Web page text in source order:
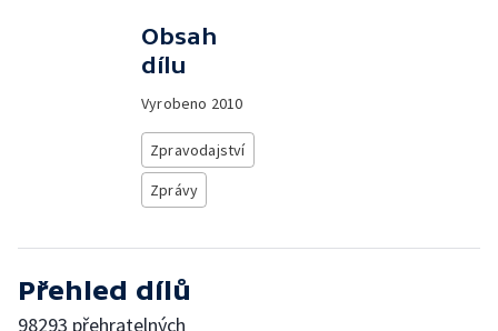
Obsah
dílu
Vyrobeno 2010
Zpravodajství
Zprávy
Přehled dílů
98293 přehratelných